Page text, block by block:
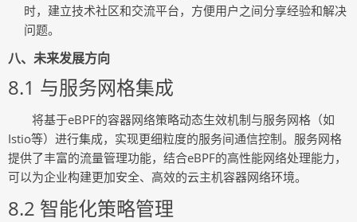
时，建立技术社区和交流平台，方便用户之间分享经验和解决
问题。
八、未来发展方向
8.1 与服务网格集成
将基于eBPF的容器网络策略动态生效机制与服务网格（如
Istio等）进行集成，实现更细粒度的服务间通信控制。服务网格
提供了丰富的流量管理功能，结合eBPF的高性能网络处理能力，
可以为企业构建更加安全、高效的云主机容器网络环境。
8.2 智能化策略管理